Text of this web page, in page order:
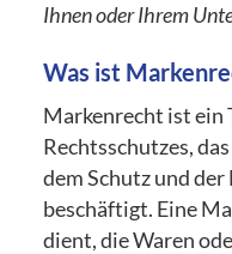
Ihnen oder Ihrem
Was ist
Markenrecht ist ein
Rechtsschutzes,
dem Schutz und
beschäftigt. Eine
dient, die Waren